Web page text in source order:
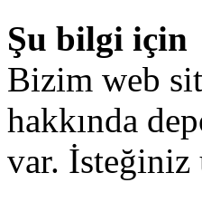
Şu bilgi için
Bizim web
hakkında
var. İsteğiniz